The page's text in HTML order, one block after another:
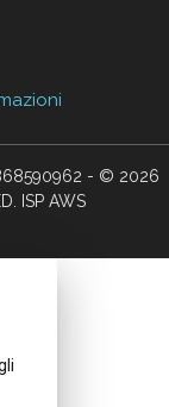
- © 2026
ISP AWS